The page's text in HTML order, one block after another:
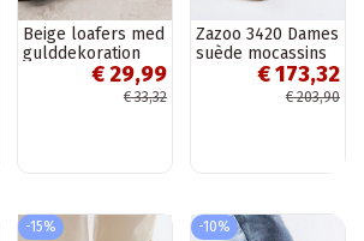
Beige loafers med
gulddekoration
€ 29,99
€ 33,32
Zazoo 3420 Dames
suède mocassins
met brede hakken
€ 173,32
€ 203,90
-15% -10%